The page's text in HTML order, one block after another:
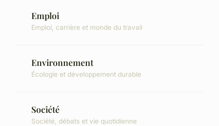
Emploi
Emploi, carrière et monde du travail
Environnement
Écologie et développement durable
Société
Société, débats et vie quotidienne